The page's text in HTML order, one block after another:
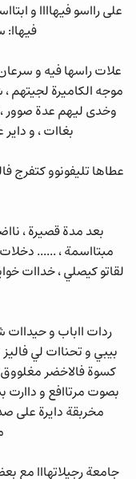
على رااسو فيهاااا و
علات راسها فيه و سرعان
موجه الكاميرة لجيتهم
وخدى ليهم عدة صوور ،
بغاات ، و
عطاها تليفونوو كتفرج
بعد مدة قصيرة ،
مبتااسمة ، ......
لقاتو كيصلي ، خداات
ردات ااباب و حيداات
بيبي و تحناات لي
كسوة فالاخضر
بصوت مرتاافع و داارت
مخربقة دايرة على
جامعة رجيلاتهااا مع